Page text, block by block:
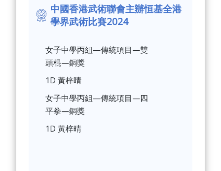
中國香港武術聯會主辦恒基全港
學界武術比賽2024
女子中學丙組—傳統項目—雙
頭棍—銅獎
1D 黃梓晴
女子中學丙組—傳統項目—四
平拳—銅獎
1D 黃梓晴